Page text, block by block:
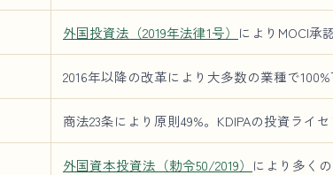
外国投資法（2019年法律1号） によりMOCI承
2016年以降の改革により大多数の業種で
商法23条により原則49%。KDIPAの投資ライ
外国資本投資法（勅令50/2019） により多く